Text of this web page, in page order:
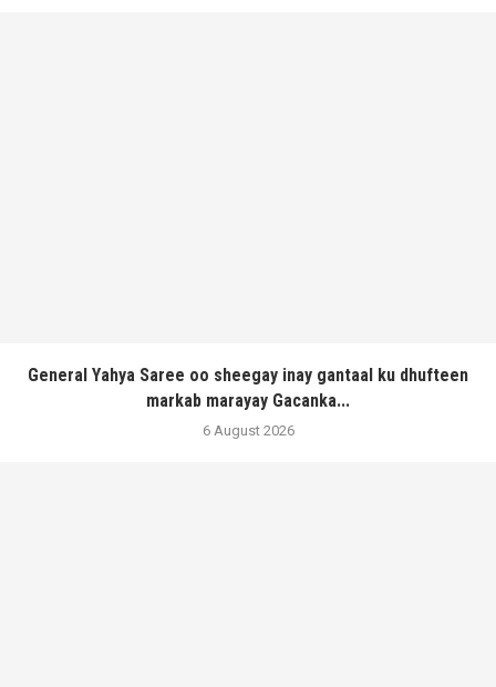
General Yahya Saree oo sheegay inay gantaal ku dhufteen
markab marayay Gacanka...
6 August 2026